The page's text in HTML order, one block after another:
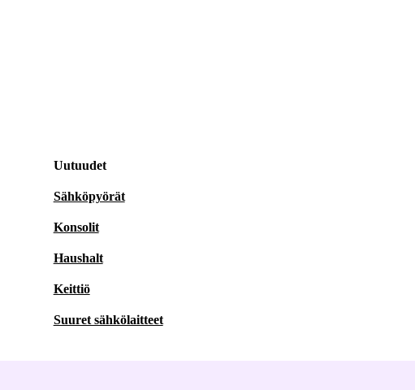
Uutuudet
Sähköpyörät
Konsolit
Haushalt
Keittiö
Suuret sähkölaitteet